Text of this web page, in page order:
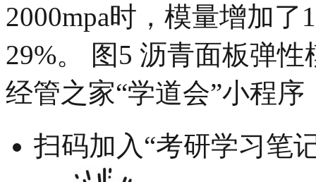
2000mpa时，模量增加
29%。 图5 沥青面板弹
经管之家“学道会”小程序
扫码加入“考研学习笔